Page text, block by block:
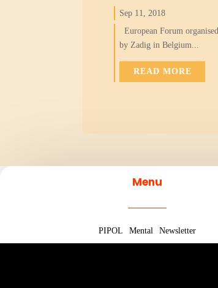
Sep 11, 2018
European Forum organised
by Zadig in Belgium...
READ MORE
Menu
PIPOL Mental Newsletter